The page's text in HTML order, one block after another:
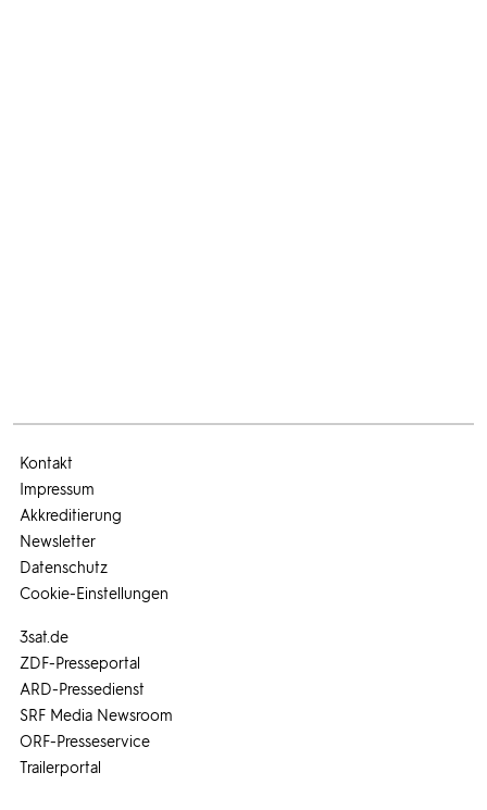
3sat.de
ZDF-Presseportal
ARD-Pressedienst
SRF Media Newsroom
ORF-Presseservice
Trailerportal
Kontakt
Impressum
Akkreditierung
Newsletter
Datenschutz
Cookie-Einstellungen